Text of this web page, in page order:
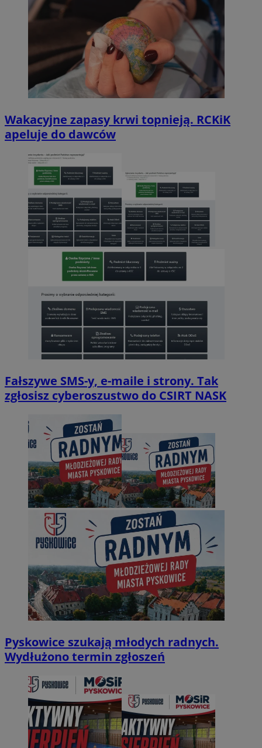
Wakacyjne zapasy krwi topnieją. RCKiK
apeluje do dawców
Fałszywe SMS-y, e-maile i strony. Tak
zgłosisz cyberoszustwo do CSIRT NASK
Pyskowice szukają młodych radnych.
Wydłużono termin zgłoszeń